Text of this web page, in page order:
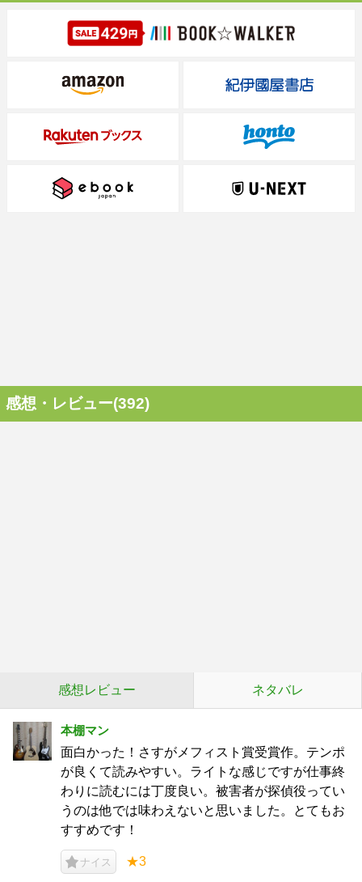
感想・レビュー(392)
感想レビュー ネタバレ
本棚マン
面白かった！さすがメフィスト賞受賞作。テンポ
が良くて読みやすい。ライトな感じですが仕事終
わりに読むには丁度良い。被害者が探偵役ってい
うのは他では味わえないと思いました。とてもお
すすめです！
ナイス ★3